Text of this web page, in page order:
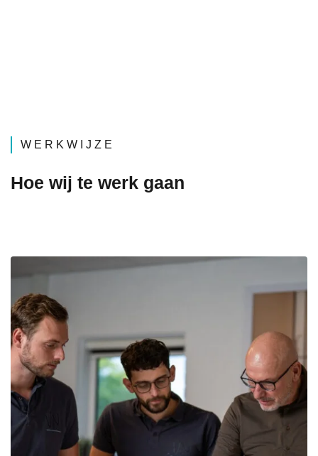
WERKWIJZE
Hoe wij te werk gaan